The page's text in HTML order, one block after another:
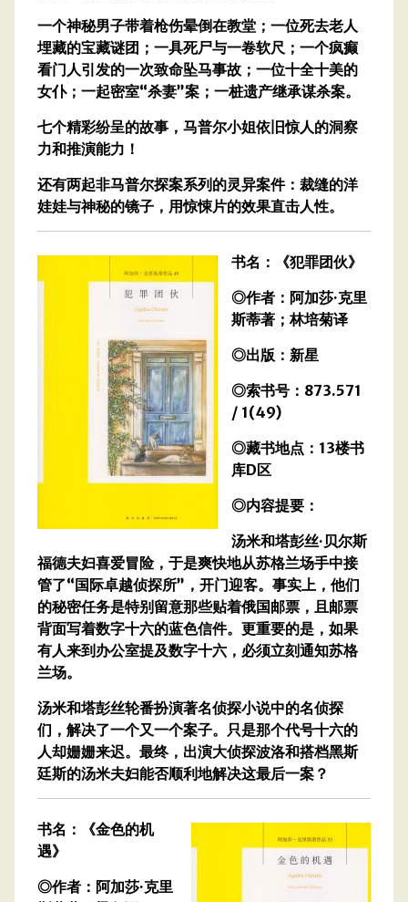
一个神秘男子带着枪伤晕倒在教堂；一位死去老人
埋藏的宝藏谜团；一具死尸与一卷软尺；一个疯癫
看门人引发的一次致命坠马事故；一位十全十美的
女仆；一起密室“杀妻”案；一桩遗产继承谋杀案。
七个精彩纷呈的故事，马普尔小姐依旧惊人的洞察
力和推演能力！
还有两起非马普尔探案系列的灵异案件：裁缝的洋
娃娃与神秘的镜子，用惊悚片的效果直击人性。
书名：《犯罪团伙》
◎作者：阿加莎·克里
斯蒂著；林培菊译
◎出版：新星
◎索书号：873.571
/ 1(49)
◎藏书地点：13楼书
库D区
◎内容提要：
汤米和塔彭丝·贝尔斯
福德夫妇喜爱冒险，于是爽快地从苏格兰场手中接
管了“国际卓越侦探所”，开门迎客。事实上，他们
的秘密任务是特别留意那些贴着俄国邮票，且邮票
背面写着数字十六的蓝色信件。更重要的是，如果
有人来到办公室提及数字十六，必须立刻通知苏格
兰场。
汤米和塔彭丝轮番扮演著名侦探小说中的名侦探
们，解决了一个又一个案子。只是那个代号十六的
人却姗姗来迟。最终，出演大侦探波洛和搭档黑斯
廷斯的汤米夫妇能否顺利地解决这最后一案？
书名：《金色的机
遇》
◎作者：阿加莎·克里